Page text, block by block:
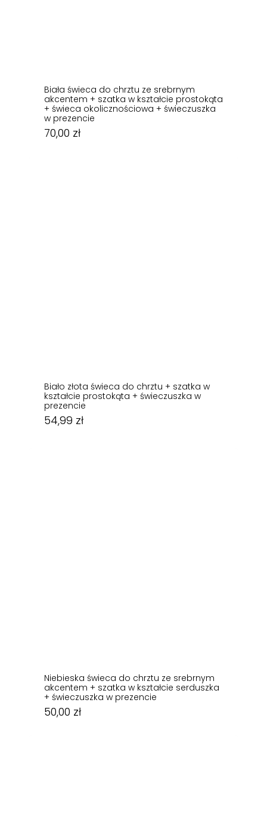
Biała świeca do chrztu ze srebrnym
akcentem + szatka w kształcie prostokąta
+ świeca okolicznościowa + świeczuszka
w prezencie
70,00 zł
70,00zł
Biało złota świeca do chrztu + szatka w
kształcie prostokąta + świeczuszka w
prezencie
54,99 zł
54,99zł
Niebieska świeca do chrztu ze srebrnym
akcentem + szatka w kształcie serduszka
+ świeczuszka w prezencie
50,00 zł
50,00zł